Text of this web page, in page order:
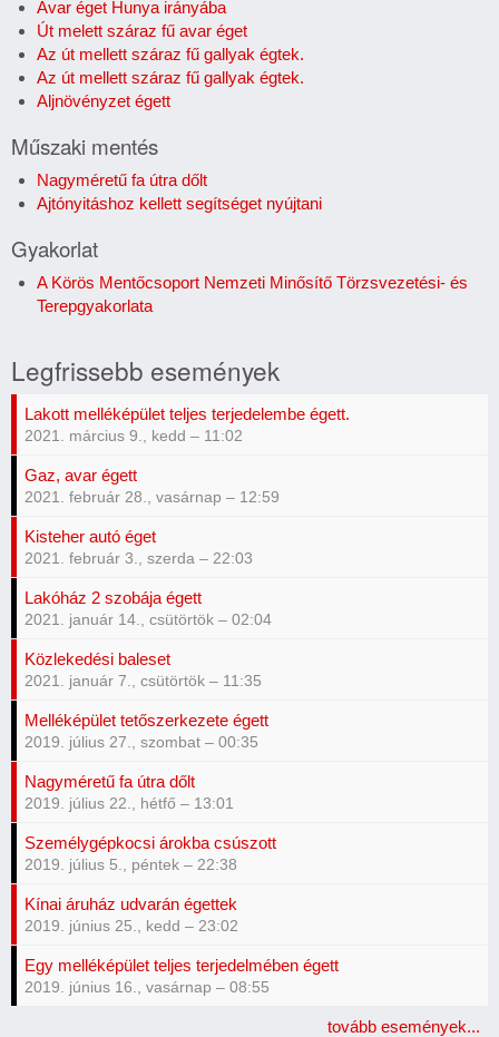
Avar éget Hunya irányába
Út melett száraz fű avar éget
Az út mellett száraz fű gallyak égtek.
Az út mellett száraz fű gallyak égtek.
Aljnövényzet égett
Műszaki mentés
Nagyméretű fa útra dőlt
Ajtónyitáshoz kellett segítséget nyújtani
Gyakorlat
A Körös Mentőcsoport Nemzeti Minősítő Törzsvezetési- és
Terepgyakorlata
Legfrissebb események
Lakott melléképület teljes terjedelembe égett.
2021. március 9., kedd – 11:02
Gaz, avar égett
2021. február 28., vasárnap – 12:59
Kisteher autó éget
2021. február 3., szerda – 22:03
Lakóház 2 szobája égett
2021. január 14., csütörtök – 02:04
Közlekedési baleset
2021. január 7., csütörtök – 11:35
Melléképület tetőszerkezete égett
2019. július 27., szombat – 00:35
Nagyméretű fa útra dőlt
2019. július 22., hétfő – 13:01
Személygépkocsi árokba csúszott
2019. július 5., péntek – 22:38
Kínai áruház udvarán égettek
2019. június 25., kedd – 23:02
Egy melléképület teljes terjedelmében égett
2019. június 16., vasárnap – 08:55
tovább események...